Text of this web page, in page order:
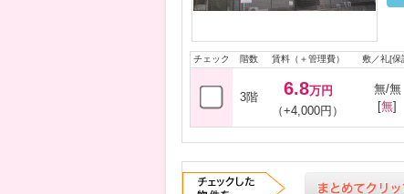
チェック 階数 賃料（＋管理費） 敷／礼[保
3階 6.8万円
（+4,000円）
無/無
[無]